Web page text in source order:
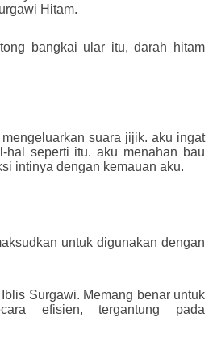
Hitam.
bangkai ular itu, darah hitam
suara jijik. aku ingat
hal seperti itu. aku menahan bau
intinya dengan kemauan aku.
untuk digunakan dengan
Surgawi. Memang benar untuk
efisien, tergantung pada